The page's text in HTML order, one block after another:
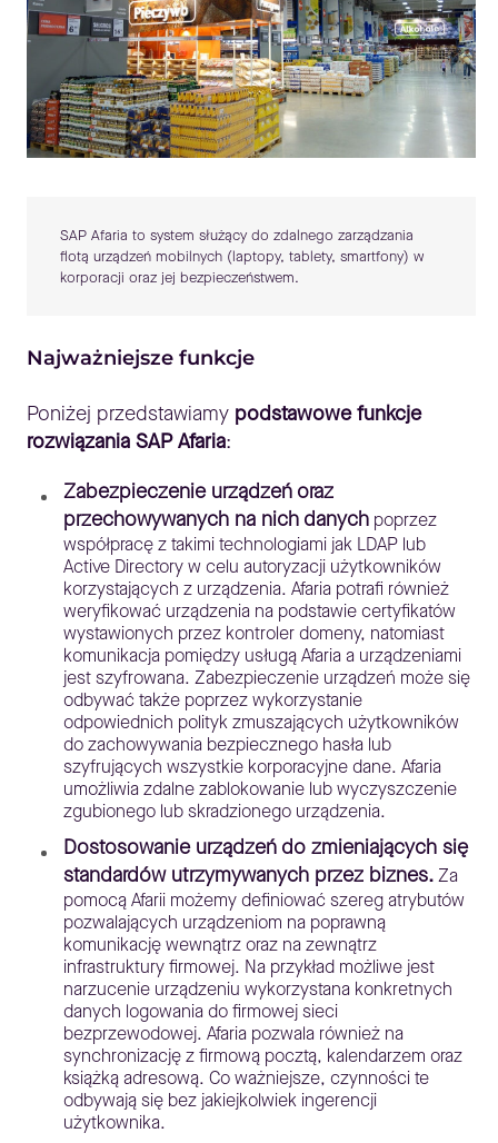
SAP Afaria to system służący do zdalnego zarządzania
flotą urządzeń mobilnych (laptopy, tablety, smartfony) w
korporacji oraz jej bezpieczeństwem.
Najważniejsze funkcje
Poniżej przedstawiamy podstawowe funkcje
rozwiązania SAP Afaria:
Zabezpieczenie urządzeń oraz
przechowywanych na nich danych poprzez
współpracę z takimi technologiami jak LDAP lub
Active Directory w celu autoryzacji użytkowników
korzystających z urządzenia. Afaria potrafi również
weryfikować urządzenia na podstawie certyfikatów
wystawionych przez kontroler domeny, natomiast
komunikacja pomiędzy usługą Afaria a urządzeniami
jest szyfrowana. Zabezpieczenie urządzeń może się
odbywać także poprzez wykorzystanie
odpowiednich polityk zmuszających użytkowników
do zachowywania bezpiecznego hasła lub
szyfrujących wszystkie korporacyjne dane. Afaria
umożliwia zdalne zablokowanie lub wyczyszczenie
zgubionego lub skradzionego urządzenia.
Dostosowanie urządzeń do zmieniających się
standardów utrzymywanych przez biznes.Za
pomocą Afarii możemy definiować szereg atrybutów
pozwalających urządzeniom na poprawną
komunikację wewnątrz oraz na zewnątrz
infrastruktury firmowej. Na przykład możliwe jest
narzucenie urządzeniu wykorzystana konkretnych
danych logowania do firmowej sieci
bezprzewodowej. Afaria pozwala również na
synchronizację z firmową pocztą, kalendarzem oraz
książką adresową. Co ważniejsze, czynności te
odbywają się bez jakiejkolwiek ingerencji
użytkownika.